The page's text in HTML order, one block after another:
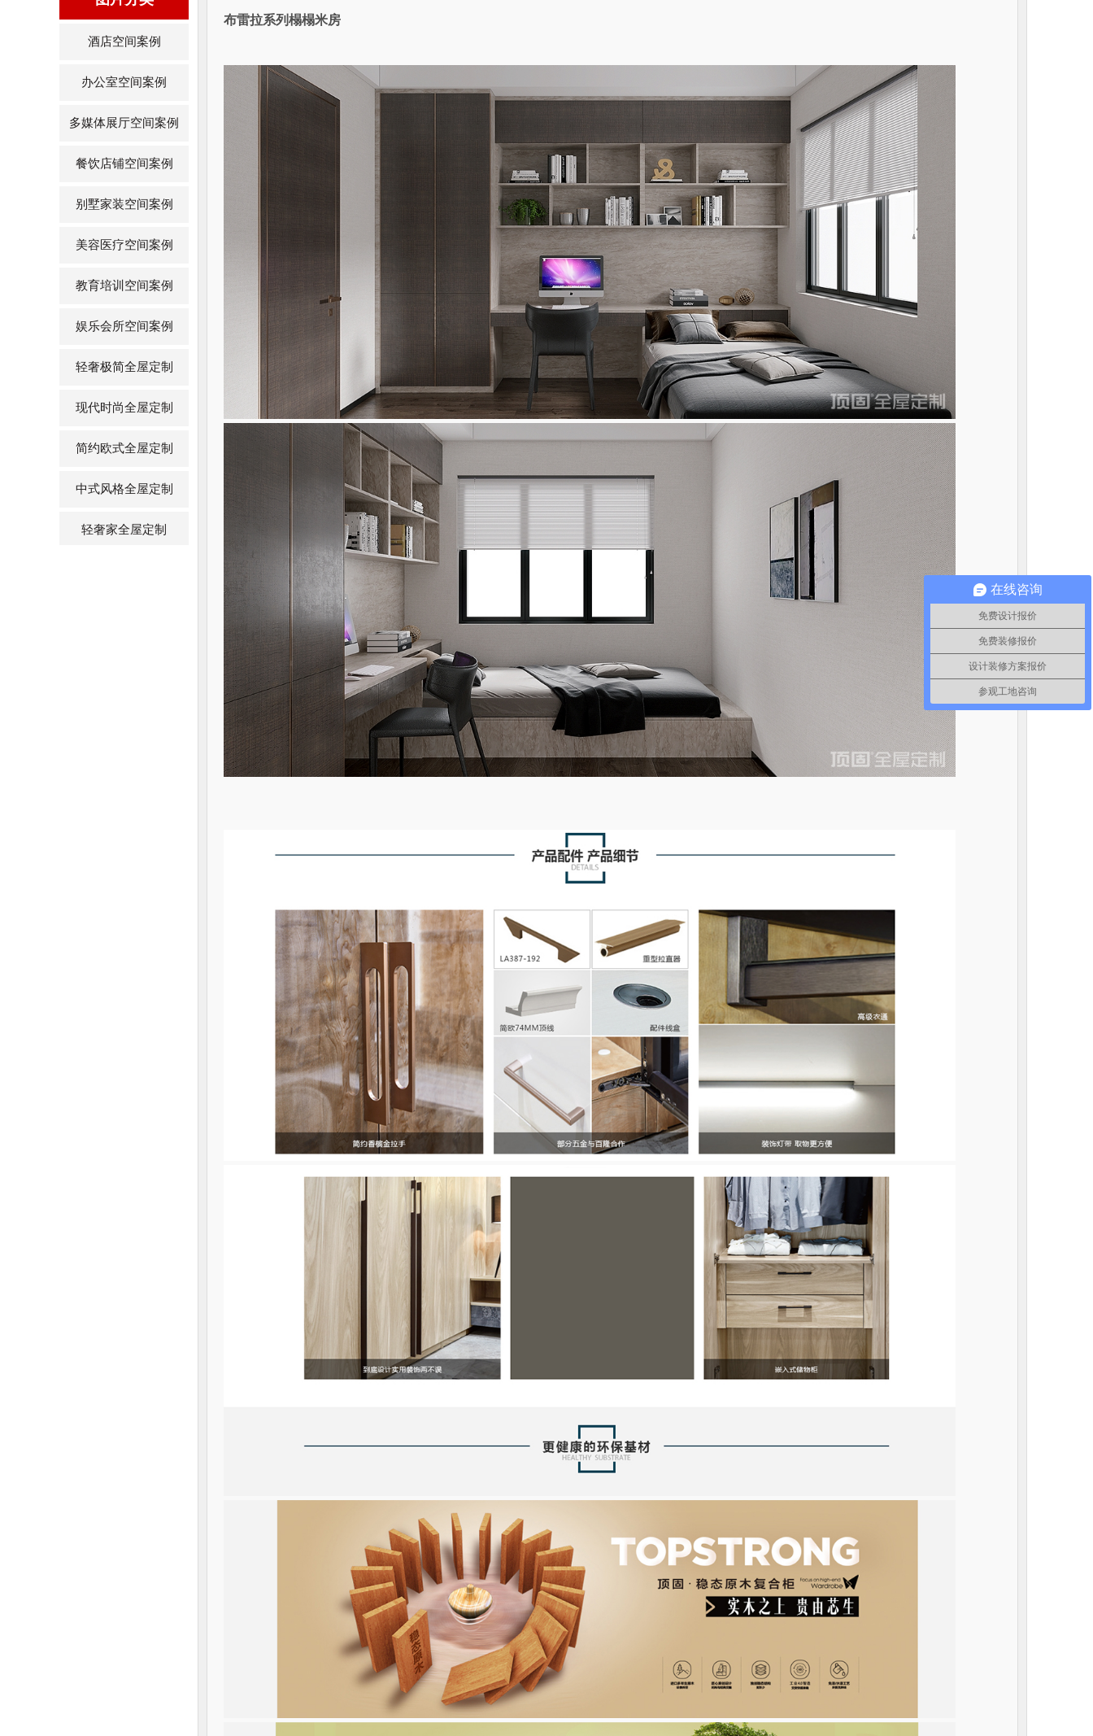
布雷拉系列榻榻米房
酒店空间案例
办公室空间案例
多媒体展厅空间案例
餐饮店铺空间案例
别墅家装空间案例
美容医疗空间案例
教育培训空间案例
娱乐会所空间案例
轻奢极简全屋定制
现代时尚全屋定制
简约欧式全屋定制
中式风格全屋定制
轻奢家全屋定制
在线咨询
免费设计报价
免费装修报价
设计装修方案报价
参观工地咨询